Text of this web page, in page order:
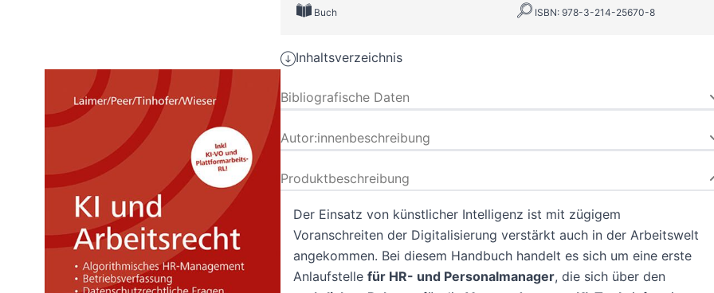
Buch ISBN: 978-3-214-25670-8
Inhaltsverzeichnis
Bibliografische Daten
Autor:innenbeschreibung
Produktbeschreibung
Der Einsatz von künstlicher Intelligenz ist mit zügigem
Voranschreiten der Digitalisierung verstärkt auch in der Arbeitswelt
angekommen. Bei diesem Handbuch handelt es sich um eine erste
Anlaufstelle für HR- und Personalmanager, die sich über den